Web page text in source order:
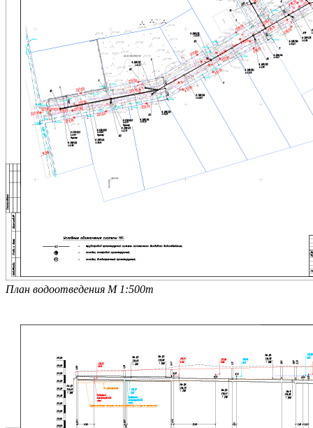
План водоотведения М 1:500т